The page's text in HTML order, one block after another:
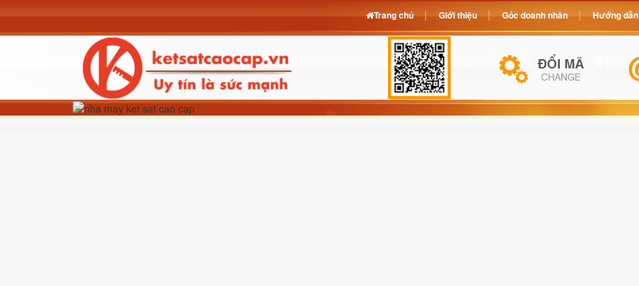
Trang chủ Giới thiệu Góc doanh nhân Hướng